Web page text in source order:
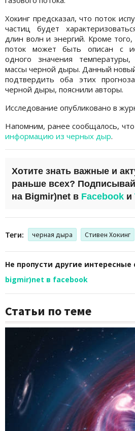
Хокинг предсказал, что поток
частиц будет
длин волн и энергий. Кроме
поток может быть описан с
одного значения
массы черной дыры. Данный
подтвердить оба этих
черной дыры, пояснили авторы.
Исследование опубликовано в
Напомним, ранее сообщалось, что
информацию из черных дыр.
Хотите знать важные и
раньше всех?
на Bigmir)net в Facebook и
Теги: черная дыра Стивен Хокинг
Не пропусти другие
bigmir)net в facebook
Статьи по теме